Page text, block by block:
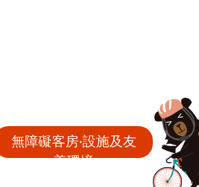
無障礙客房‧設施及友
善環境